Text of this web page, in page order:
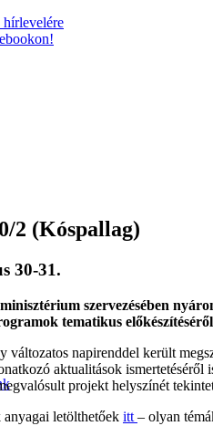
2 (Kóspallag)
30-31.
szervezésében
tematikus
változatos napirenddel került
aktualitások
projekt helyszínét
letölthetőek itt – olyan